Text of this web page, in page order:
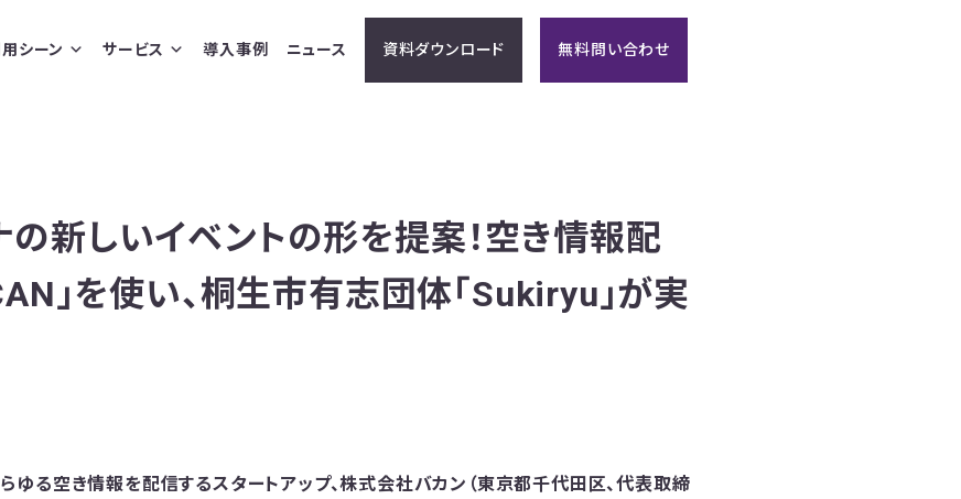
シーン サービス 導入事例 ニュース 資料ダウンロード 無料問い合わせ
新しいイベントの形を提案！空き情報配
」を使い、桐生市有志団体「Sukiryu」が実
ゆる空き情報を配信するスタートアップ、株式会社バカン（東京都千代田区、代表取締